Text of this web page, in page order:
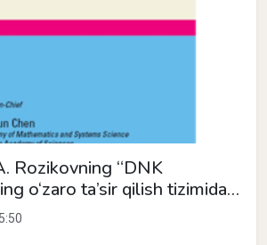
Rozikovning “DNK
o‘zaro ta’sir qilish tizimida
maqolasi
jurnalida chop etildi.